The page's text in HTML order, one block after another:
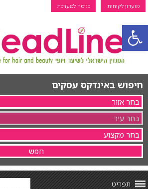
פתח סרגל נגישות
מועדון לקוחות כניסה למערכת
חיפוש באינדקס עסקים
תפריט